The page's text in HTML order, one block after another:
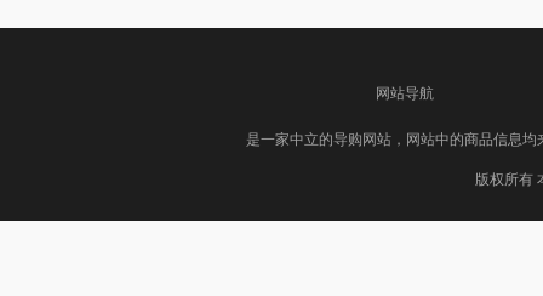
网站导航
是一家中立的导购网站，网站中的商品信息
版权所有